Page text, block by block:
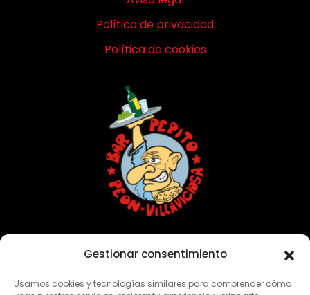
Gestionar consentimiento
Usamos cookies y tecnologías similares para comprender cómo
Política de privacidad
Política de cookies
Con vosotros desde 1949